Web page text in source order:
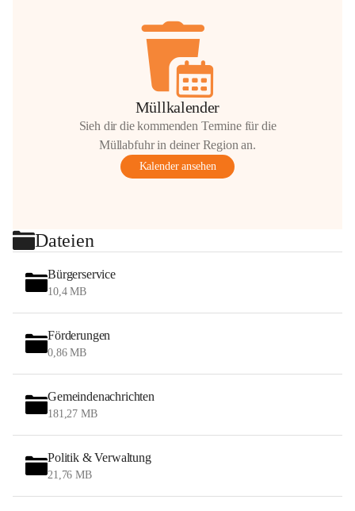
Müllkalender
Sieh dir die kommenden Termine für die
Müllabfuhr in deiner Region an.
Kalender ansehen
Dateien
Bürgerservice
10,4 MB
Förderungen
0,86 MB
Gemeindenachrichten
181,27 MB
Politik & Verwaltung
21,76 MB